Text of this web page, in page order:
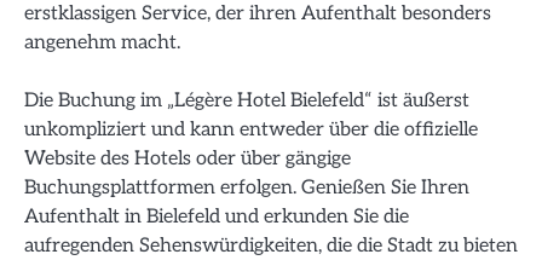
erstklassigen Service, der ihren Aufenthalt besonders
angenehm macht.
Die Buchung im „Légère Hotel Bielefeld“ ist äußerst
unkompliziert und kann entweder über die offizielle
Website des Hotels oder über gängige
Buchungsplattformen erfolgen. Genießen Sie Ihren
Aufenthalt in Bielefeld und erkunden Sie die
aufregenden Sehenswürdigkeiten, die die Stadt zu bieten